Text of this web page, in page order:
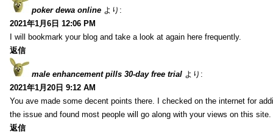
poker dewa online より:
2021年1月6日 12:06 PM
I will bookmark your blog and take a look at again here frequently.
返信
male enhancement pills 30-day free trial より:
2021年1月20日 9:12 AM
You ave made some decent points there. I checked on the internet for
the issue and found most people will go along with your views on this site.
返信